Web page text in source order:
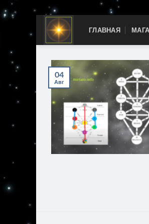
Skip
content
ГЛАВНАЯ
04
Авг